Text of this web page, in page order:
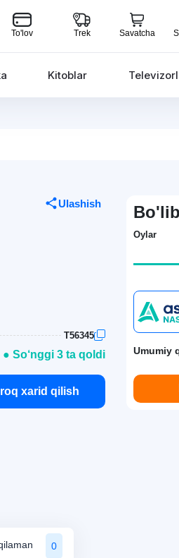
To'lov Trek Savatcha
Kitoblar
Ulashish
T56345
● So‘nggi 3 ta qoldi
xarid qilish
0
Oylar
Umumiy